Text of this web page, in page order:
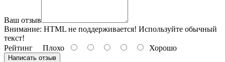
Ваш отзыв
Внимание: HTML не поддерживается! Используйте обычный
текст!
Рейтинг Плохо Хорошо
Написать отзыв